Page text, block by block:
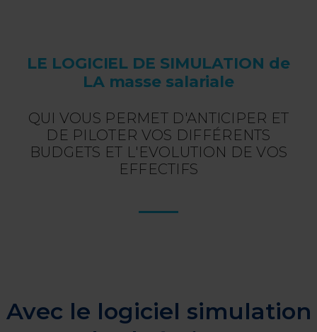
LE LOGICIEL DE SIMULATION de
LA masse salariale
QUI VOUS PERMET D'ANTICIPER ET
DE PILOTER VOS DIFFÉRENTS
BUDGETS ET L'EVOLUTION DE VOS
EFFECTIFS
Avec le logiciel simulation